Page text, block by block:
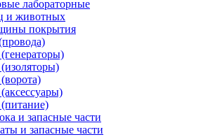
лабораторные
и животных
покрытия
и запасные части
и запасные части